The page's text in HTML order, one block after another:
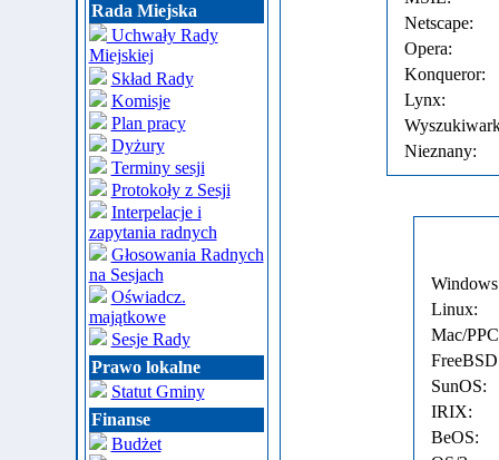
Rada Miejska
Uchwały Rady
Miejskiej
Skład Rady
Komisje
Plan pracy
Dyżury
Terminy sesji
Protokoły z Sesji
Interpelacje i
zapytania radnych
Głosowania Radnych
na Sesjach
Oświadcz.
majątkowe
Sesje Rady
Prawo lokalne
Statut Gminy
Finanse
Budżet
Netscape:
Opera:
Konqueror:
Lynx:
Nieznany:
Linux:
Mac/
SunOS:
IRIX:
BeOS: